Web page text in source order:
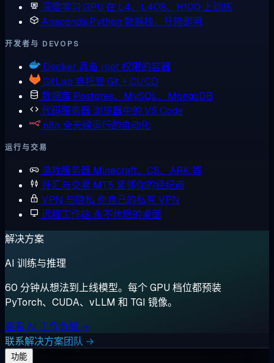
深度学习 GPU 在 L4、L40S、H100 上训练
Anaconda Python 数据栈，开箱即用
开发者与 DEVOPS
Docker 具备 root 权限的容器
GitLab 自托管 Git + CI/CD
数据库 Postgres、MySQL、MongoDB
代码服务器 浏览器中的 VS Code
n8n 全天候运行的自动化
运行与交易
游戏服务器 Minecraft、CS、ARK 等
外汇与交易 MT5 紧邻你的经纪商
VPN 与隐私 你自己的私有 VPN
远程工作站 永不休眠的桌面
解决方案
AI 训练与推理
60 分钟从想法到上线模型。每个 GPU 档位都预装
PyTorch、CUDA、vLLM 和 TGI 镜像。
查看 AI 工作负载 →
联系解决方案团队 →